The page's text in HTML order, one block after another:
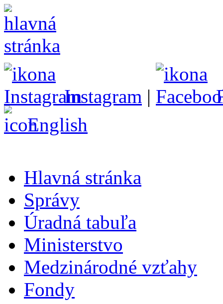
Instagram |
English
Hlavná stránka
Správy
Úradná tabuľa
Ministerstvo
Medzinárodné vzťahy
Fondy